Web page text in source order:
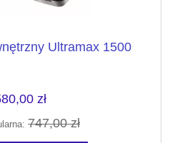
Ultramax 1500
zł
747,00 zł